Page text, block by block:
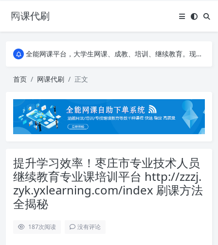
网课代刷
AI论文写作平台，根据真实文献内容生成论文
全能网课平台，大学生网课、成教、培训、继续教育。现已接入代刷代考项目3000+
全能网课平台，大学生网课、成教、培训、继续教育。现已接入代刷代考项目3000+
首页 网课代刷 正文
提升学习效率！枣庄市专业技术人员
继续教育专业课培训平台 http://zzzj.
zyk.yxlearning.com/index 刷课方法
全揭秘
187次阅读 没有评论